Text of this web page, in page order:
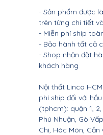
- Sản phẩm được
trên từng chi tiết
- Miễn phí ship
- Bảo hành tất cả
- Shop nhận đặt
khách hàng
Nội thất Linco
phí ship đối với
(tphcm): quận 1, 2,
Phú Nhuận, Gò
Chi, Hóc Môn,